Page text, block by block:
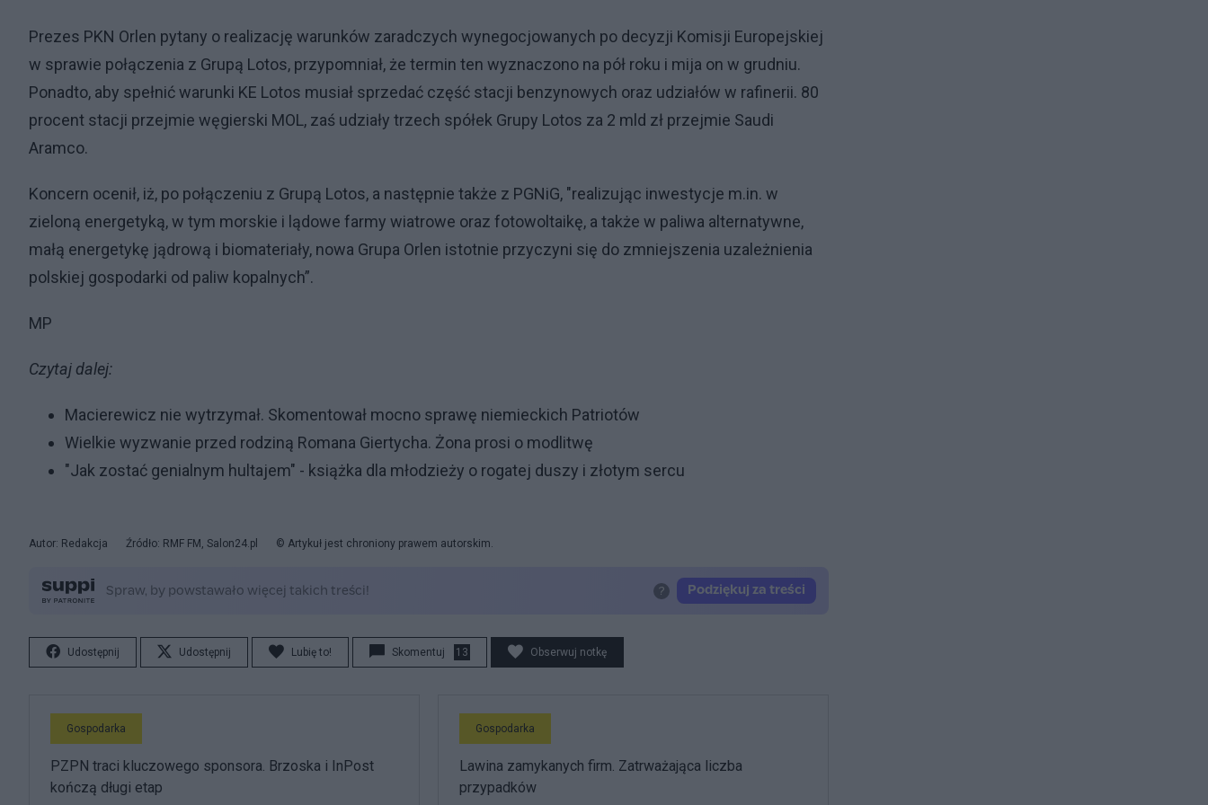
Prezes PKN Orlen pytany o realizację warunków zaradczych wynegocjowanych po decyzji Komisji Europejskiej
w sprawie połączenia z Grupą Lotos, przypomniał, że termin ten wyznaczono na pół roku i mija on w grudniu.
Ponadto, aby spełnić warunki KE Lotos musiał sprzedać część stacji benzynowych oraz udziałów w rafinerii. 80
procent stacji przejmie węgierski MOL, zaś udziały trzech spółek Grupy Lotos za 2 mld zł przejmie Saudi
Aramco.
Koncern ocenił, iż, po połączeniu z Grupą Lotos, a następnie także z PGNiG, "realizując inwestycje m.in. w
zieloną energetyką, w tym morskie i lądowe farmy wiatrowe oraz fotowoltaikę, a także w paliwa alternatywne,
małą energetykę jądrową i biomateriały, nowa Grupa Orlen istotnie przyczyni się do zmniejszenia uzależnienia
polskiej gospodarki od paliw kopalnych”.
MP
Czytaj dalej:
Macierewicz nie wytrzymał. Skomentował mocno sprawę niemieckich Patriotów
Wielkie wyzwanie przed rodziną Romana Giertycha. Żona prosi o modlitwę
"Jak zostać genialnym hultajem" - książka dla młodzieży o rogatej duszy i złotym sercu
Autor: Redakcja Źródło: RMF FM, Salon24.pl © Artykuł jest chroniony prawem autorskim.
Udostępnij Udostępnij Lubię to! Skomentuj 13 Obserwuj notkę
Gospodarka
PZPN traci kluczowego sponsora. Brzoska i InPost
kończą długi etap
Gospodarka
Lawina zamykanych firm. Zatrważająca liczba
przypadków